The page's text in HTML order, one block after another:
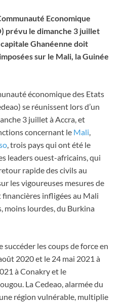
Economique
prévu le dimanche 3 juillet
Ghanéenne doit
sur le Mali, la Guinée
économique des Etats
se réunissent lors d’un
3 juillet à Accra, et
concernant le Mali,
, trois pays qui ont été le
leaders ouest-africains, qui
rapide des civils au
les vigoureuses mesures de
infligées au Mali
moins lourdes, du Burkina
succéder les coups de force en
2020 et le 24 mai 2021 à
à Conakry et le
La Cedeao, alarmée du
région vulnérable, multiplie